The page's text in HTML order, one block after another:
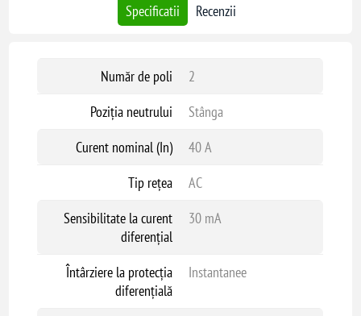
Specificatii Recenzii
Număr de poli
2
Poziția neutrului
Stânga
Curent nominal (In)
40 A
Tip rețea
AC
Sensibilitate la curent
diferențial
30 mA
Întârziere la protecția
diferențială
Instantanee